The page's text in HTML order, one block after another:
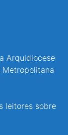
Arquidiocese
Metropolitana
leitores sobre